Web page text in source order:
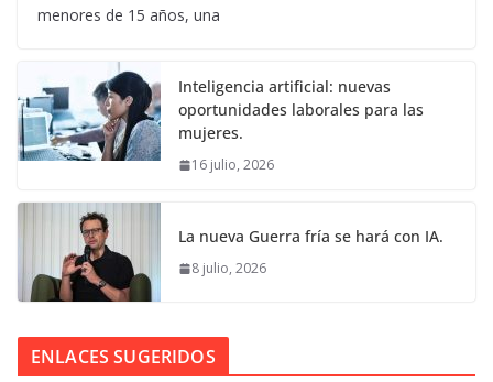
menores de 15 años, una
Inteligencia artificial: nuevas
oportunidades laborales para las
mujeres.
16 julio, 2026
La nueva Guerra fría se hará con IA.
8 julio, 2026
ENLACES SUGERIDOS